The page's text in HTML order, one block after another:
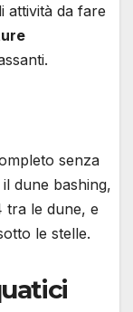
attività da fare
senza
dune bashing,
tra le dune, e
le stelle.